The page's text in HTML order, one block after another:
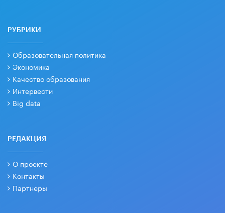
РУБРИКИ
Образовательная политика
Экономика
Качество образования
Интервести
Big data
РЕДАКЦИЯ
О проекте
Контакты
Партнеры